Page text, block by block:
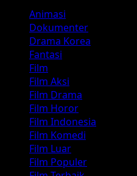
Animasi
Dokumenter
Drama Korea
Fantasi
Film
Film Aksi
Film Drama
Film Horor
Film Indonesia
Film Komedi
Film Luar
Film Populer